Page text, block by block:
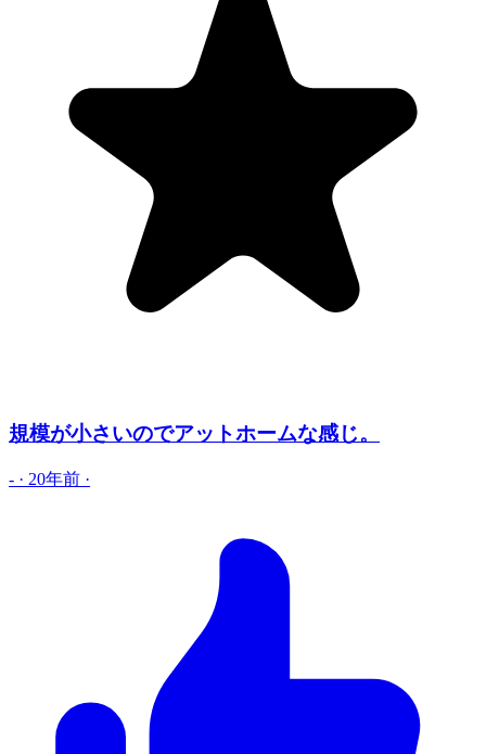
規模が小さいのでアットホームな感じ。
- · 20年前 ·